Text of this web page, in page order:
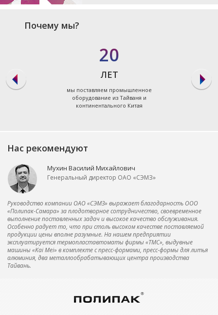
Почему мы?
20
ЛЕТ
мы поставляем промышленное
оборудование из Тайваня и
континентального Китая
Нас рекомендуют
Мухин Василий Михайлович
Генеральный директор ОАО «СЭМЗ»
Руководство компании ОАО «СЭМЗ» выражает благодарность ООО
«Полипак-Самара» за плодотворное сотрудничество, своевременное
выполнение поставленных задач и высокое качество обслуживания.
Особенно радует то, что при столь высоком качестве поставляемой
продукции цены вполне разумные. На нашем предприятии
эксплуатируется термопластавтоматы фирмы «ТМС», выдувные
машины «Kai Mei» в комплекте с пресс-формами, пресс-формы для литья
алюминия, два металлообрабатывающих центра производства
Тайвань.